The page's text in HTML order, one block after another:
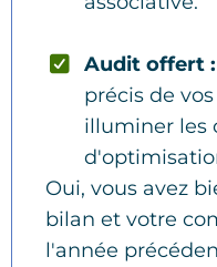
Audit offert :
précis de
illuminer les
Oui, vous avez
bilan et votre
l'année